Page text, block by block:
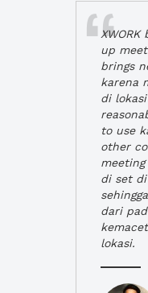
up
brings
karena
di
to use
other
di set di
dari
lokasi.